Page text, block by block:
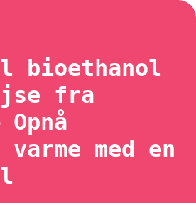
bioethanol
fra
med en